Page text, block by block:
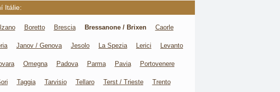
Itálie:
Boretto Brescia Bressanone / Brixen Caorle
Janov / Genova Jesolo La Spezia Lerici Levanto
Omegna Padova Parma Pavia Portovenere
Taggia Tarvisio Tellaro Terst / Trieste Trento